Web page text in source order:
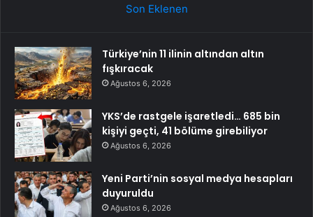
Son Eklenen
Türkiye’nin 11 ilinin altından altın
fışkıracak
Ağustos 6, 2026
YKS’de rastgele işaretledi… 685 bin
kişiyi geçti, 41 bölüme girebiliyor
Ağustos 6, 2026
Yeni Parti’nin sosyal medya hesapları
duyuruldu
Ağustos 6, 2026